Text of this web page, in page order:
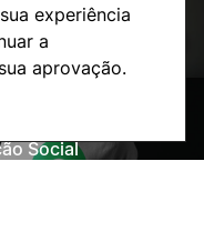
experiência
a
aprovação.
Social